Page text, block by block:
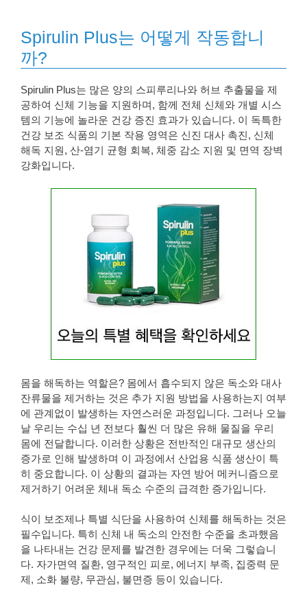
Spirulin Plus는 어떻게 작동합니
까?
Spirulin Plus는 많은 양의 스피루리나와 허브 추출물을 제
공하여 신체 기능을 지원하며, 함께 전체 신체와 개별 시스
템의 기능에 놀라운 건강 증진 효과가 있습니다. 이 독특한
건강 보조 식품의 기본 작용 영역은 신진 대사 촉진, 신체
해독 지원, 산-염기 균형 회복, 체중 감소 지원 및 면역 장벽
강화입니다.
몸을 해독하는 역할은? 몸에서 흡수되지 않은 독소와 대사
잔류물을 제거하는 것은 추가 지원 방법을 사용하는지 여부
에 관계없이 발생하는 자연스러운 과정입니다. 그러나 오늘
날 우리는 수십 년 전보다 훨씬 더 많은 유해 물질을 우리
몸에 전달합니다. 이러한 상황은 전반적인 대규모 생산의
증가로 인해 발생하며 이 과정에서 산업용 식품 생산이 특
히 중요합니다. 이 상황의 결과는 자연 방어 메커니즘으로
제거하기 어려운 체내 독소 수준의 급격한 증가입니다.
식이 보조제나 특별 식단을 사용하여 신체를 해독하는 것은
필수입니다. 특히 신체 내 독소의 안전한 수준을 초과했음
을 나타내는 건강 문제를 발견한 경우에는 더욱 그렇습니
다. 자가면역 질환, 영구적인 피로, 에너지 부족, 집중력 문
제, 소화 불량, 무관심, 불면증 등이 있습니다.